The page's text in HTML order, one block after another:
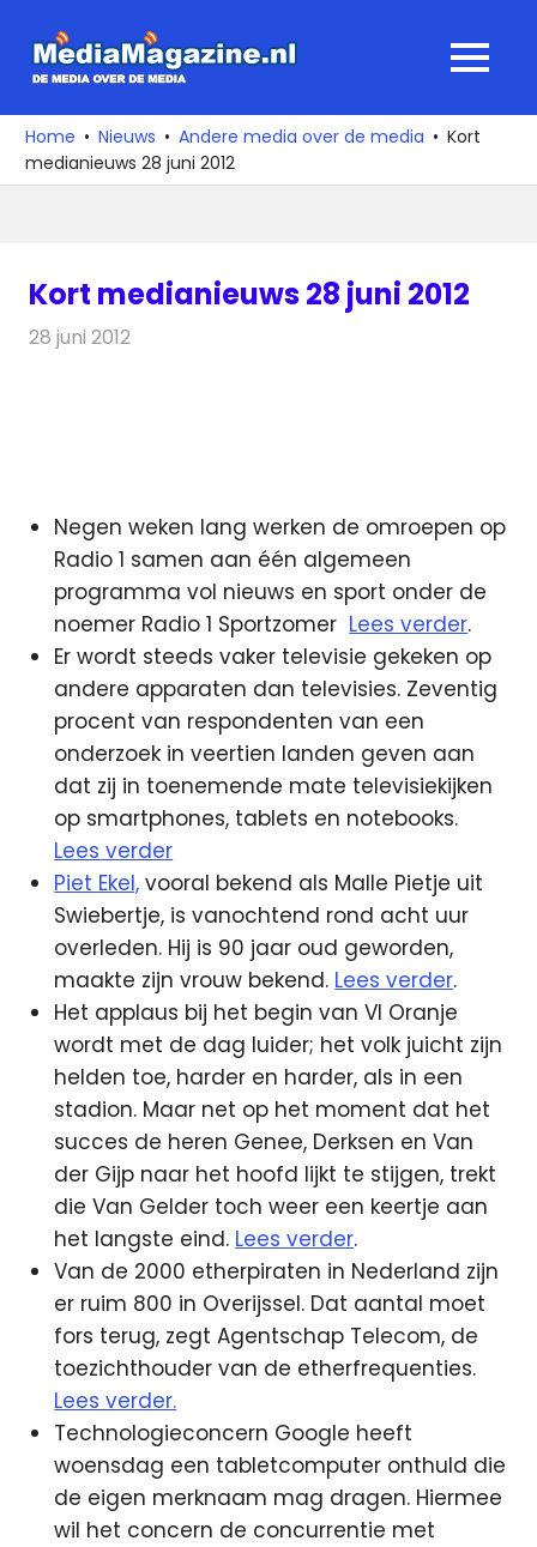
naar
media
over
de
MENU
Home Nieuws Andere media over de media
Kort
medianieuws 28 juni 2012
Kort medianieuws 28 juni 2012
28 juni 2012
Negen weken lang werken de omroepen op
Radio 1 samen aan één algemeen
programma vol nieuws en sport onder de
noemer Radio 1 Sportzomer Lees verder.
Er wordt steeds vaker televisie gekeken op
andere apparaten dan televisies. Zeventig
procent van respondenten van een
onderzoek in veertien landen geven aan
dat zij in toenemende mate televisiekijken
op smartphones, tablets en notebooks.
Lees verder
Piet Ekel, vooral bekend als Malle Pietje uit
Swiebertje, is vanochtend rond acht uur
overleden. Hij is 90 jaar oud geworden,
maakte zijn vrouw bekend. Lees verder.
Het applaus bij het begin van VI Oranje
wordt met de dag luider; het volk juicht zijn
helden toe, harder en harder, als in een
stadion. Maar net op het moment dat het
succes de heren Genee, Derksen en Van
der Gijp naar het hoofd lijkt te stijgen, trekt
die Van Gelder toch weer een keertje aan
het langste eind. Lees verder.
Van de 2000 etherpiraten in Nederland zijn
er ruim 800 in Overijssel. Dat aantal moet
fors terug, zegt Agentschap Telecom, de
toezichthouder van de etherfrequenties.
Lees verder.
Technologieconcern Google heeft
woensdag een tabletcomputer onthuld die
de eigen merknaam mag dragen. Hiermee
wil het concern de concurrentie met